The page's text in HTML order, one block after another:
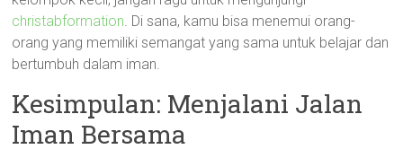
christabformation. Di sana, kamu bisa menemui orang-
orang yang memiliki semangat yang sama untuk belajar dan
bertumbuh dalam iman.
Kesimpulan: Menjalani Jalan
Iman Bersama